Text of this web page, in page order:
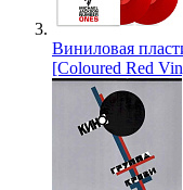
Виниловая
[Coloured Red